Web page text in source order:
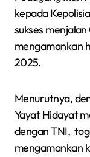
kepada
sukses
mengamankan
2025.
Menurutnya,
Yayat Hidayat
dengan TNI,
mengamankan